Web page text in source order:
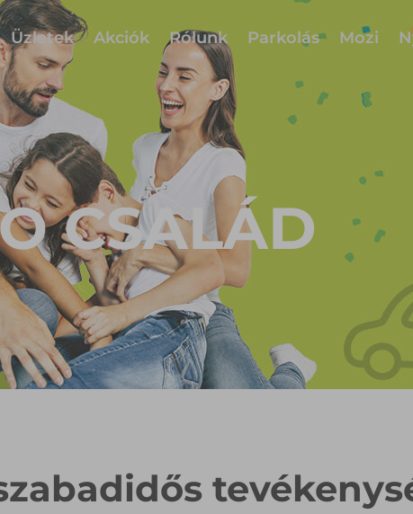
Üzletek Akciók Rólunk Parkolás Mozi
CSALÁD